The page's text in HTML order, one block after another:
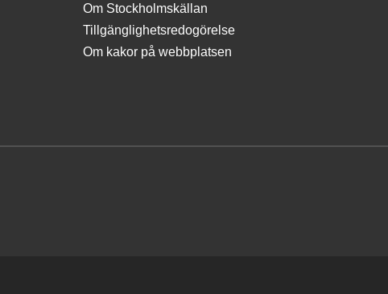
Om Stockholmskällan
Tillgänglighetsredogörelse
Om kakor på webbplatsen